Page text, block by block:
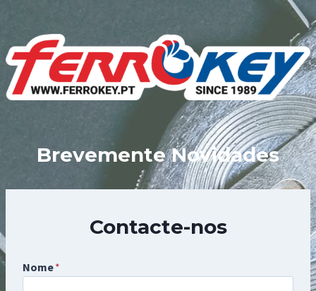
content
Brevemente Novidades
Contacte-nos
Nome*